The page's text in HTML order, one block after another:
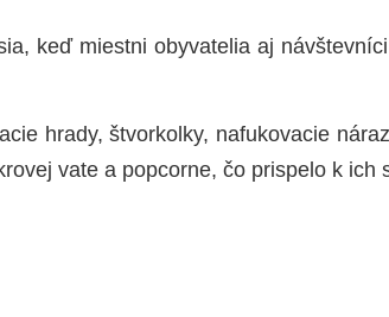
keď miestni obyvatelia aj
hrady, štvorkolky, nafukovacie
vate a popcorne, čo prispelo k ich